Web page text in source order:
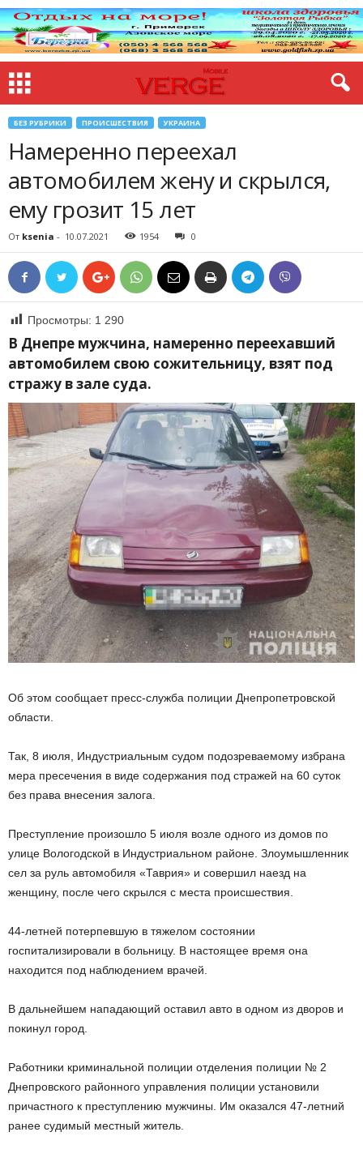
БЕЗ РУБРИКИ ПРОИСШЕСТВИЯ УКРАИНА
Намеренно переехал
автомобилем жену и скрылся,
ему грозит 15 лет
От ksenia - 10.07.2021 1954 0
Просмотры: 1 290
В Днепре мужчина, намеренно переехавший
автомобилем свою сожительницу, взят под
стражу в зале суда.
Об этом сообщает пресс-служба полиции Днепропетровской
области.
Так, 8 июля, Индустриальным судом подозреваемому избрана
мера пресечения в виде содержания под стражей на 60 суток
без права внесения залога.
Преступление произошло 5 июля возле одного из домов по
улице Вологодской в Индустриальном районе. Злоумышленник
сел за руль автомобиля «Таврия» и совершил наезд на
женщину, после чего скрылся с места происшествия.
44-летней потерпевшую в тяжелом состоянии
госпитализировали в больницу. В настоящее время она
находится под наблюдением врачей.
В дальнейшем нападающий оставил авто в одном из дворов и
покинул город.
Работники криминальной полиции отделения полиции № 2
Днепровского районного управления полиции установили
причастного к преступлению мужчины. Им оказался 47-летний
ранее судимый местный житель.